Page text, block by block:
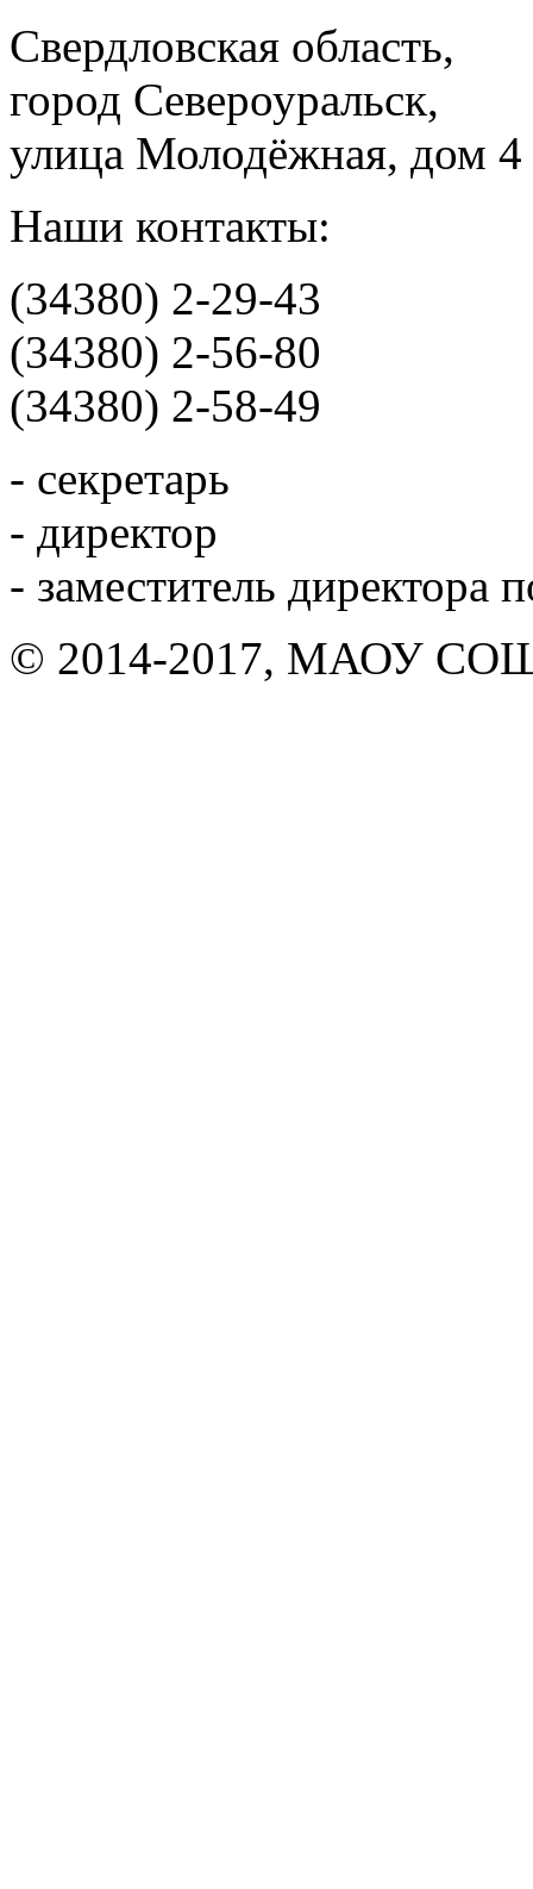
Свердловская область,
город Североуральск,
улица Молодёжная, дом 4
Наши контакты:
(34380) 2-29-43
(34380) 2-56-80
(34380) 2-58-49
- секретарь
- директор
- заместитель директора
© 2014-2017, МАОУ СОШ